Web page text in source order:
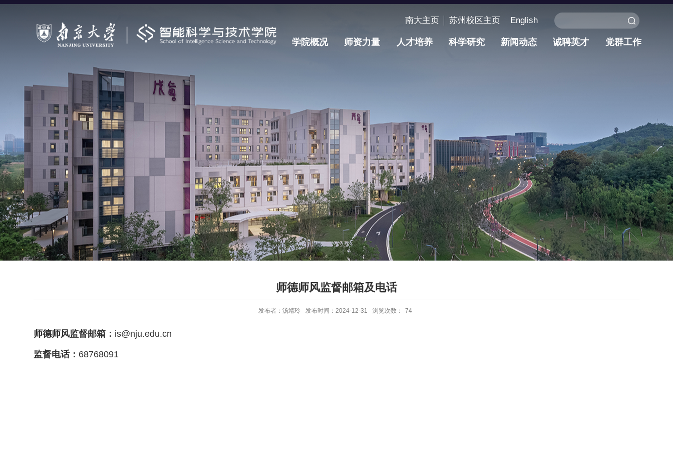
南大主页 苏州校区主页 English
学院概况 师资力量 人才培养 科学研究 新闻动态 诚聘英才 党群工作
师德师风监督邮箱及电话
发布者：汤靖玲 发布时间：2024-12-31 浏览次数： 74
师德师风监督邮箱： is@nju.edu.cn
监督电话： 68768091